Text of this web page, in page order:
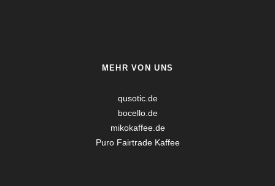
MEHR VON UNS
qusotic.de
bocello.de
mikokaffee.de
Puro Fairtrade Kaffee